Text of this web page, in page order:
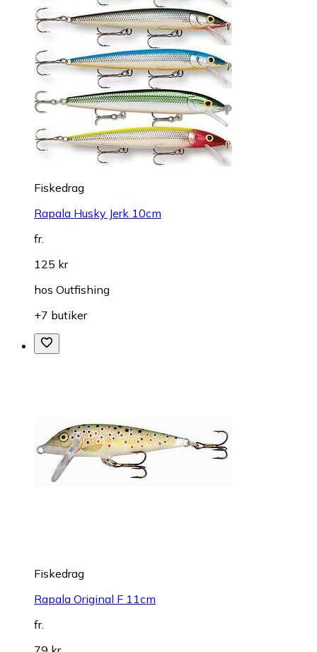
Fiskedrag
Rapala Husky Jerk 10cm
fr.
125 kr
hos Outfishing
+7 butiker
Fiskedrag
Rapala Original F 11cm
fr.